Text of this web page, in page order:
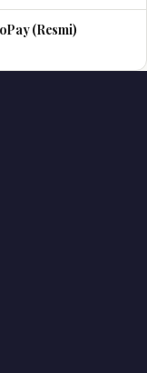
(Resmi)